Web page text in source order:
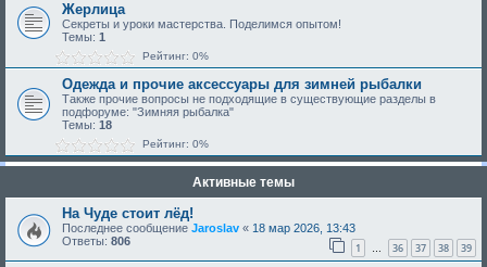
Жерлица
Секреты и уроки мастерства. Поделимся опытом!
Темы: 1
Рейтинг: 0%
Одежда и прочие аксессуары для зимней рыбалки
Также прочие вопросы не подходящие в существующие разделы в
подфоруме: "Зимняя рыбалка"
Темы: 18
Рейтинг: 0%
Активные темы
На Чуде стоит лёд!
Последнее сообщение Jaroslav « 18 мар 2026, 13:43
Ответы: 806 1 … 36 37 38 39